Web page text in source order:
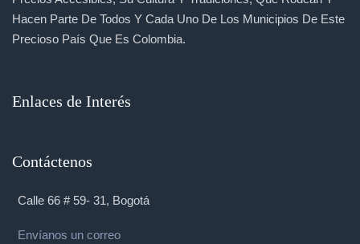
Hacen Parte De Todos Y Cada Uno De Los Municipios De Este
Precioso País Que Es Colombia.
Enlaces de Interés
Contáctenos
Calle 66 # 59- 31, Bogotá
Envíanos un correo